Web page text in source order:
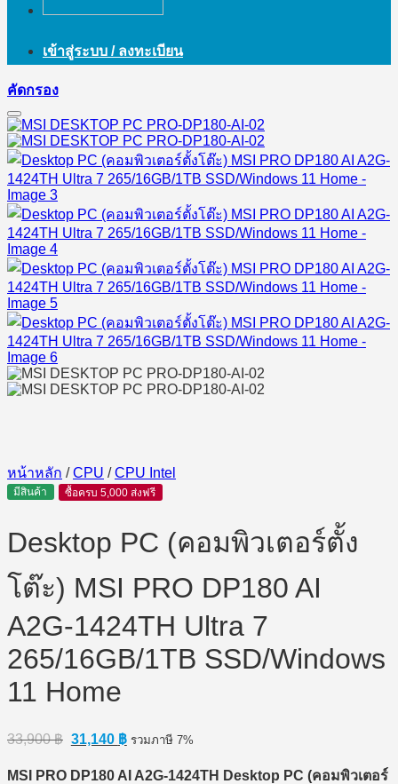
เข้าสู่ระบบ / ลงทะเบียน
คัดกรอง
หน้าหลัก / CPU / CPU Intel
มีสินค้า ซื้อครบ 5,000 ส่งฟรี
Desktop PC (คอมพิวเตอร์ตั้ง
โต๊ะ) MSI PRO DP180 AI
A2G-1424TH Ultra 7
265/16GB/1TB SSD/Windows
11 Home
33,900฿ Original
price
was:
31,140 ฿Current
price
is:
รวมภาษี 7%
MSI PRO DP180 AI A2G-1424TH Desktop PC (คอมพิวเตอร์